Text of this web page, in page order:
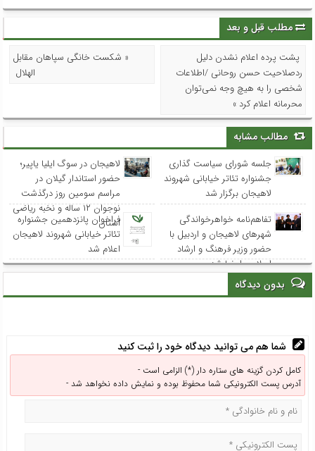
مطلب قبل و بعد
پشت پرده اعلام نشدن دلیل
ردصلاحیت حسن روحانی /اطلاعات
شخصی را به هیچ وجه نمی‌توان
محرمانه اعلام کرد »
« شکست خانگی سپاهان مقابل
الهلال
مطالب مشابه
جلسه شورای سیاست گذاری
جشنواره تئاتر خیابانی شهروند
لاهیجان برگزار شد
لاهیجان در سوگ ایلیا یاپیر؛
حضور استاندار گیلان در
مراسم سومین روز درگذشت
نوجوان ۱۲ ساله و نخبه ریاضی
استان
تفاهم‌نامه خواهرخواندگی
شهرهای لاهیجان و اردبیل با
حضور وزیر فرهنگ و ارشاد
اسلامی امضا شد
فراخوان پانزدهمین جشنواره
تئاتر خیابانی شهروند لاهیجان
اعلام شد
بدون دیدگاه
شما هم می توانید دیدگاه خود را ثبت کنید
کامل کردن گزینه های ستاره دار (*) الزامی است -
آدرس پست الکترونیکی شما محفوظ بوده و نمایش داده نخواهد شد -